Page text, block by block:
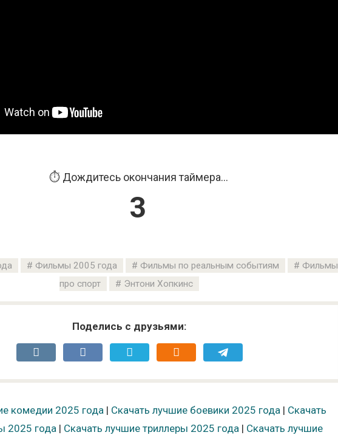
⏱️ Дождитесь окончания таймера...
2
Фильмы 2005 года Фильмы по реальным событиям
Фильмы
про спорт
Энтони Хопкинс
Поделись с друзьями:
комедии 2025 года | Скачать лучшие боевики 2025 года | Скачать
2025 года| Скачать лучшие триллеры 2025 года| Скачать лучшие